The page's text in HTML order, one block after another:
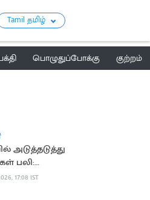
Tamil தமிழ்
பொழுதுப்போக்கு
குற்றம்
அடுத்தடுத்து
பலி:
17:08 IST